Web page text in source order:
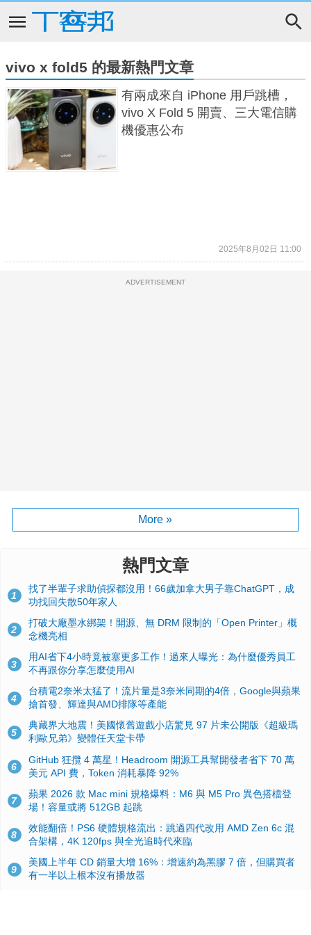
vivo x fold5 的最新熱門文章
有兩成來自 iPhone 用戶跳槽，
vivo X Fold 5 開賣、三大電信購
機優惠公布
2025年8月02日 11:00
ADVERTISEMENT
More »
熱門文章
1
找了半輩子求助偵探都沒用！66歲加拿大男子靠ChatGPT，成
功找回失散50年家人
2
打破大廠墨水綁架！開源、無 DRM 限制的「Open Printer」概
念機亮相
3
用AI省下4小時竟被塞更多工作！過來人曝光：為什麼優秀員工
不再跟你分享怎麼使用AI
4
台積電2奈米太猛了！流片量是3奈米同期的4倍，Google與蘋果
搶首發、輝達與AMD排隊等產能
5
典藏界大地震！美國懷舊遊戲小店驚見 97 片未公開版《超級瑪
利歐兄弟》變體任天堂卡帶
6
GitHub 狂攬 4 萬星！Headroom 開源工具幫開發者省下 70 萬
美元 API 費，Token 消耗暴降 92%
7
蘋果 2026 款 Mac mini 規格爆料：M6 與 M5 Pro 異色搭檔登
場！容量或將 512GB 起跳
8
效能翻倍！PS6 硬體規格流出：跳過四代改用 AMD Zen 6c 混
合架構，4K 120fps 與全光追時代來臨
9
美國上半年 CD 銷量大增 16%：增速約為黑膠 7 倍，但購買者
有一半以上根本沒有播放器